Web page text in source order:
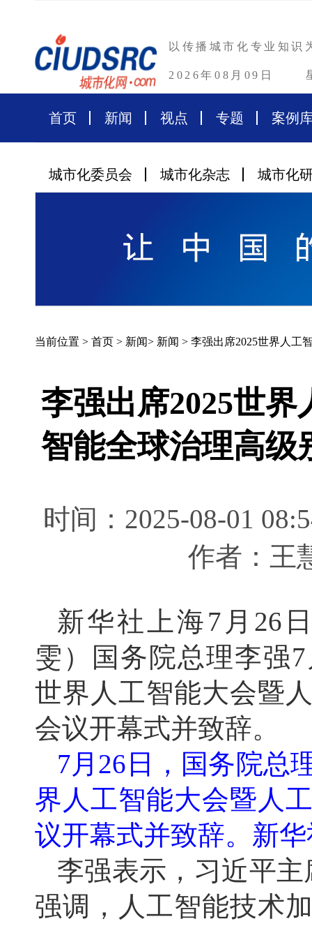
以传播城市化专业知识
2026年08月09日
首页 新闻 视点 专题 案例
城市化委员会 城市化杂志 城市化
当前位置 > 首页 > 新闻> 新闻 > 李强出席2025世界人工
李强出席2025世
智能全球治理高级
时间：2025-08-01
作者：
新华社上海7月26
雯）国务院总理李强
世界人工智能大会暨
会议开幕式并致辞。
7月26日，国务院总
界人工智能大会暨人
议开幕式并致辞。新
李强表示，习近平
强调，人工智能技术